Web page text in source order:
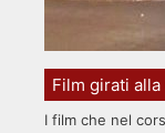
Film girati
I film che nel